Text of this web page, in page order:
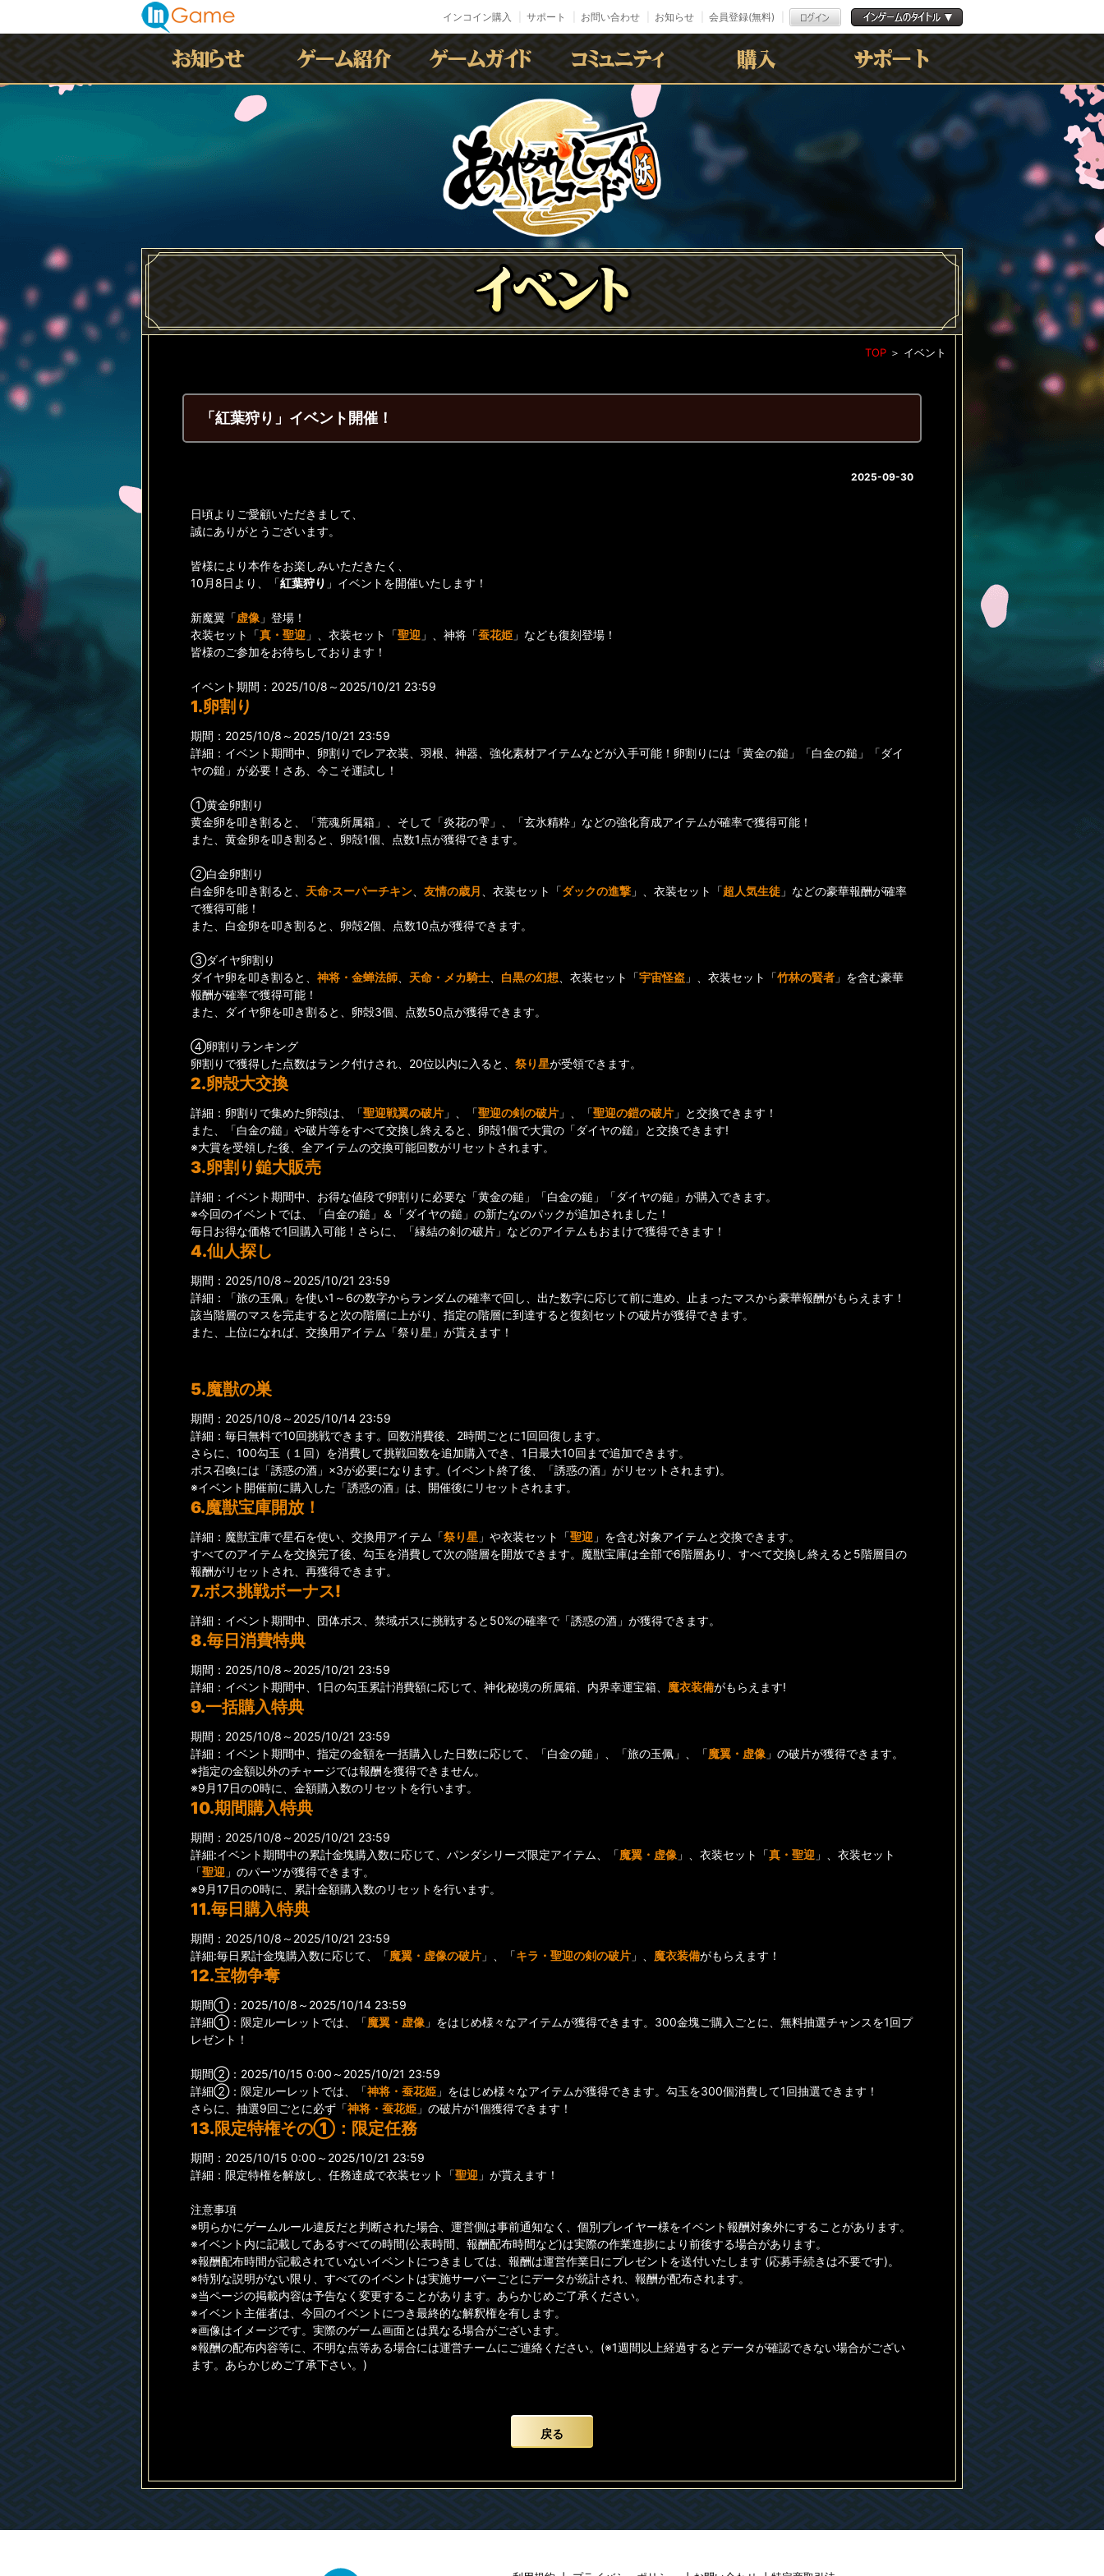
インコイン購入 サポート お問い合わせ お知らせ 会員登録(無料)
イベント 利用規約
ﾌﾟﾗｲﾊﾞｼｰﾎﾟﾘｼｰ
TOP ＞ イベント
「紅葉狩り」イベント開催！
2025-09-30
日頃よりご愛顧いただきまして、
誠にありがとうございます。
皆様により本作をお楽しみいただきたく、
10月8日より、「紅葉狩り 」イベントを開催いたします！
新魔翼「虚像 」登場！
衣装セット「真・聖迎 」、衣装セット「聖迎 」、神将「蚕花姫 」なども復刻登場！
皆様のご参加をお待ちしております！
イベント期間：2025/10/8～2025/10/21 23:59
1.卵割り
期間：2025/10/8～2025/10/21 23:59
詳細：イベント期間中、卵割りでレア衣装、羽根、神器、強化素材アイテムなどが入手可能！卵割りには「黄金の鎚」「白金の鎚」「ダイ
ヤの鎚」が必要！さあ、今こそ運試し！
①黄金卵割り
黄金卵を叩き割ると、「荒魂所属箱」、そして「炎花の雫」、「玄氷精粋」などの強化育成アイテムが確率で獲得可能！
また、黄金卵を叩き割ると、卵殻1個、点数1点が獲得できます。
②白金卵割り
白金卵を叩き割ると、 天命·スーパーチキン 友情の歳月 、衣装セット「ダックの進撃 」、衣装セット「超人気生徒 」などの豪華報酬が確率
で獲得可能！
また、白金卵を叩き割ると、卵殻2個、点数10点が獲得できます。
③ダイヤ卵割り
ダイヤ卵を叩き割ると、 神将・金蝉法師 天命・メカ騎士 白黒の幻想 、衣装セット「宇宙怪盗 」、衣装セット「竹林の賢者 」を含む豪華
報酬が確率で獲得可能！
また、ダイヤ卵を叩き割ると、卵殻3個、点数50点が獲得できます。
④卵割りランキング
卵割りで獲得した点数はランク付けされ、20位以内に入ると、 祭り星が受領できます。
2.卵殻大交換
詳細：卵割りで集めた卵殻は、「聖迎戦翼の破片 」、「聖迎の剣の破片 」、「聖迎の鎧の破片 」と交換できます！
また、「白金の鎚」や破片等をすべて交換し終えると、卵殻1個で大賞の「ダイヤの鎚」と交換できます!
※大賞を受領した後、全アイテムの交換可能回数がリセットされます。
3.卵割り鎚大販売
詳細：イベント期間中、お得な値段で卵割りに必要な「黄金の鎚」「白金の鎚」「ダイヤの鎚」が購入できます。
※今回のイベントでは、「白金の鎚」＆「ダイヤの鎚」の新たなのパックが追加されました！
毎日お得な価格で1回購入可能！さらに、「縁結の剣の破片」などのアイテムもおまけで獲得できます！
4.仙人探し
期間：2025/10/8～2025/10/21 23:59
詳細：「旅の玉佩」を使い1～6の数字からランダムの確率で回し、出た数字に応じて前に進め、止まったマスから豪華報酬がもらえます！
該当階層のマスを完走すると次の階層に上がり、指定の階層に到達すると復刻セットの破片が獲得できます。
また、上位になれば、交換用アイテム「祭り星」が貰えます！
5.魔獣の巣
期間：2025/10/8～2025/10/14 23:59
詳細：毎日無料で10回挑戦できます。回数消費後、2時間ごとに1回回復します。
さらに、100勾玉（１回）を消費して挑戦回数を追加購入でき、1日最大10回まで追加できます。
ボス召喚には「誘惑の酒」×3が必要になります。(イベント終了後、「誘惑の酒」がリセットされます)。
※イベント開催前に購入した「誘惑の酒」は、開催後にリセットされます。
6.魔獣宝庫開放！
詳細：魔獣宝庫で星石を使い、交換用アイテム「祭り星 」や衣装セット「聖迎 」を含む対象アイテムと交換できます。
すべてのアイテムを交換完了後、勾玉を消費して次の階層を開放できます。魔獣宝庫は全部で6階層あり、すべて交換し終えると5階層目の
報酬がリセットされ、再獲得できます。
7.ボス挑戦ボーナス!
詳細：イベント期間中、団体ボス、禁域ボスに挑戦すると50%の確率で「誘惑の酒」が獲得できます。
8.毎日消費特典
期間：2025/10/8～2025/10/21 23:59
詳細：イベント期間中、1日の勾玉累計消費額に応じて、神化秘境の所属箱、内界幸運宝箱、 魔衣装備がもらえます!
9.一括購入特典
期間：2025/10/8～2025/10/21 23:59
詳細：イベント期間中、指定の金額を一括購入した日数に応じて、「白金の鎚」、「旅の玉佩」、「魔翼・虚像 」の破片が獲得できます。
※指定の金額以外のチャージでは報酬を獲得できません。
※9月17日の0時に、金額購入数のリセットを行います。
10.期間購入特典
期間：2025/10/8～2025/10/21 23:59
詳細:イベント期間中の累計金塊購入数に応じて、パンダシリーズ限定アイテム、「魔翼・虚像 」、衣装セット「真・聖迎 」、衣装セット
「聖迎 」のパーツが獲得できます。
※9月17日の0時に、累計金額購入数のリセットを行います。
11.毎日購入特典
期間：2025/10/8～2025/10/21 23:59
詳細:毎日累計金塊購入数に応じて、「魔翼・虚像の破片 」、「キラ・聖迎の剣の破片 」、 魔衣装備がもらえます！
12.宝物争奪
期間①：2025/10/8～2025/10/14 23:59
詳細①：限定ルーレットでは、「魔翼・虚像 」をはじめ様々なアイテムが獲得できます。300金塊ご購入ごとに、無料抽選チャンスを1回プ
レゼント！
期間②：2025/10/15 0:00～2025/10/21 23:59
詳細②：限定ルーレットでは、「神将・蚕花姫 」をはじめ様々なアイテムが獲得できます。勾玉を300個消費して1回抽選できます！
さらに、抽選9回ごとに必ず「神将・蚕花姫 」の破片が1個獲得できます！
13.限定特権その①：限定任務
期間：2025/10/15 0:00～2025/10/21 23:59
詳細：限定特権を解放し、任務達成で衣装セット「聖迎 」が貰えます！
注意事項
※明らかにゲームルール違反だと判断された場合、運営側は事前通知なく、個別プレイヤー様をイベント報酬対象外にすることがあります。
※イベント内に記載してあるすべての時間(公表時間、報酬配布時間など)は実際の作業進捗により前後する場合があります。
※報酬配布時間が記載されていないイベントにつきましては、報酬は運営作業日にプレゼントを送付いたします (応募手続きは不要です)。
※特別な説明がない限り、すべてのイベントは実施サーバーごとにデータが統計され、報酬が配布されます。
※当ページの掲載内容は予告なく変更することがあります。あらかじめご了承ください。
※イベント主催者は、今回のイベントにつき最終的な解釈権を有します。
※画像はイメージです。実際のゲーム画面とは異なる場合がございます。
※報酬の配布内容等に、不明な点等ある場合には運営チームにご連絡ください。(※1週間以上経過するとデータが確認できない場合がござい
ます。あらかじめご了承下さい。)
戻る